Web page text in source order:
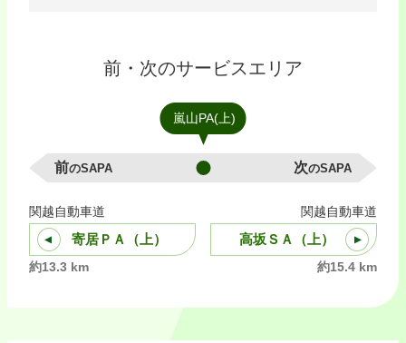
前・次のサービスエリア
嵐山PA(上)
前のSAPA 次のSAPA
関越自動車道
寄居ＰＡ（上）
約13.3 km
関越自動車道
高坂ＳＡ（上）
約15.4 km